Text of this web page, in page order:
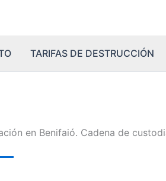
TARIFAS DE DESTRUCCIÓN
en Benifaió. Cadena de